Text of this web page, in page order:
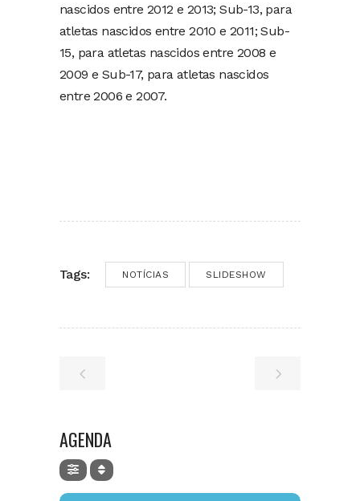
nascidos entre 2012 e 2013; Sub-13, para
atletas nascidos entre 2010 e 2011; Sub-
15, para atletas nascidos entre 2008 e
2009 e Sub-17, para atletas nascidos
entre 2006 e 2007.
Tags: NOTÍCIAS SLIDESHOW
AGENDA